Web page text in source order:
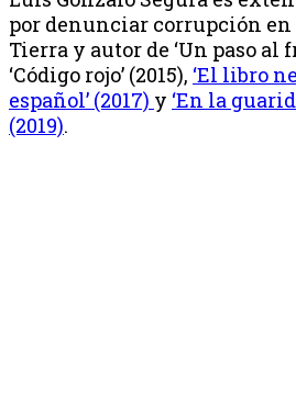
por denunciar corrupción en
Tierra y autor de ‘Un paso al
‘Código rojo’ (2015), ‘El libro
español’ (2017) y ‘En la
(2019).